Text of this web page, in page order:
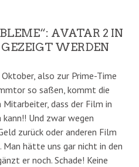
AVATAR 2 IN
WERDEN
also zur Prime-Time
so saßen, kommt die
Mitarbeiter, dass der Film in
Und zwar wegen
zurück oder anderen Film
Man hätte uns gar nicht in den
er noch. Schade! Keine